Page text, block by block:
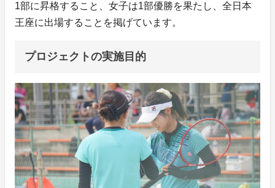
1部に昇格すること、女子は1部優勝を果たし、全日本
王座に出場することを掲げています。
プロジェクトの実施目的